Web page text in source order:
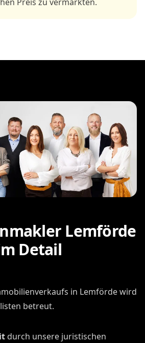
Lemförde
Detail
in Lemförde wird
betreut.
durch unsere juristischen